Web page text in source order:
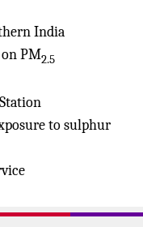
India
PM2.5
to sulphur